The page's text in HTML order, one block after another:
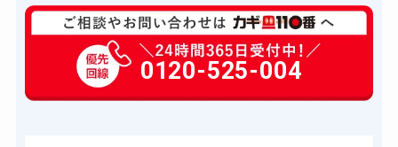
玄関カギ修理 6,600円～(税込)
玄関カギ交換 14,300円～(税込)
車カギ開け 13,200円～(税込)
0120-525-004